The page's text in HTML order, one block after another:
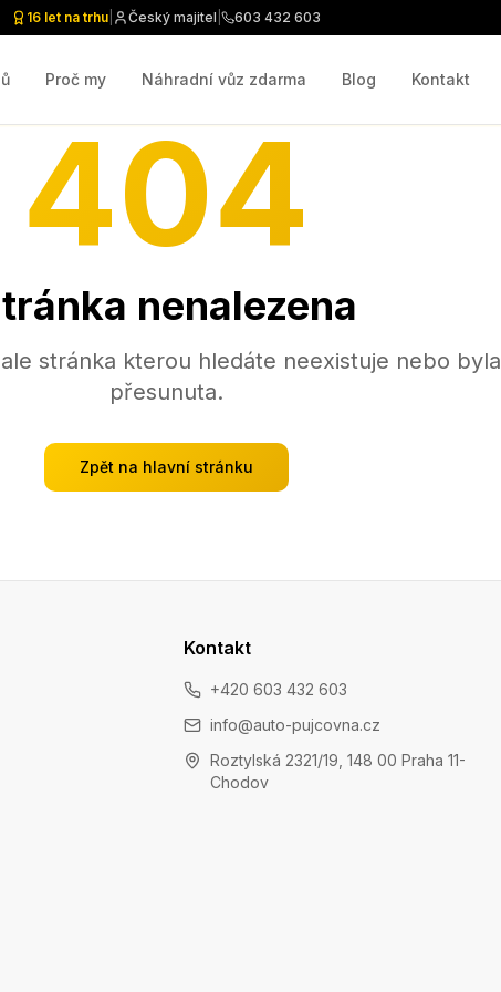
16 let na trhu Český majitel 603 432 603
Proč my Náhradní vůz zdarma Blog Kontakt
404
nenalezena
stránka kterou hledáte neexistuje nebo byla
přesunuta.
Zpět na hlavní stránku
Kontakt
+420 603 432 603
info@auto-pujcovna.cz
Roztylská 2321/19, 148 00 Praha 11-
Chodov